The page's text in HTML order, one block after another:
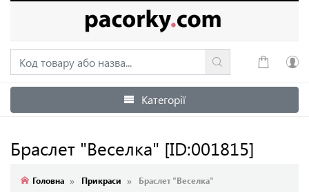
Увійти
Категорії
Браслет "Веселка" [ID:001815]
Головна Прикраси Браслет "Веселка"